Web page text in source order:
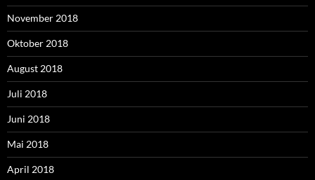
November 2018
Oktober 2018
August 2018
Juli 2018
Juni 2018
Mai 2018
April 2018